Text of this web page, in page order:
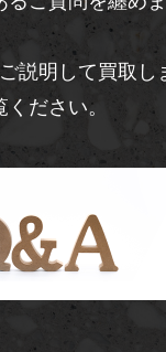
説明して買取し
ださい。